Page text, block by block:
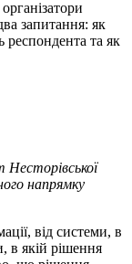
запитання: як
респондента та як
напрямку
від системи, в
в якій рішення